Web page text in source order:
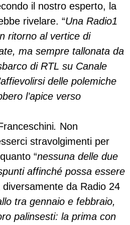
il nostro esperto, la
rivelare. “Una Radio1
ritorno al vertice di
ma sempre tallonata da
di RTL su Canale
delle polemiche
l’apice verso
. Non
stravolgimenti per
“nessuna delle due
affinché possa essere
diversamente da Radio 24
tra gennaio e febbraio,
palinsesti: la prima con